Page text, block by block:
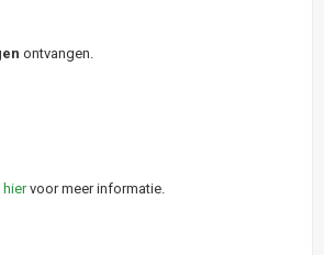
ontvangen.
hiervoor meer informatie.